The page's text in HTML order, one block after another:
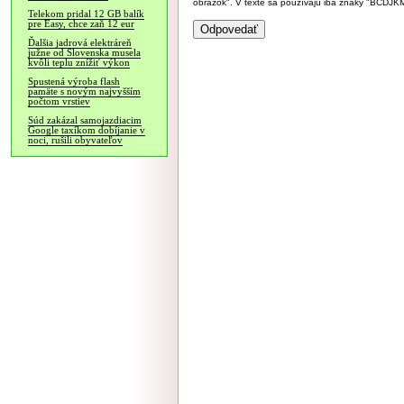
Telekom pridal 12 GB balík
pre Easy, chce zaň 12 eur
Ďalšia jadrová elektráreň
južne od Slovenska musela
kvôli teplu znížiť výkon
Spustená výroba flash
pamäte s novým najvyšším
počtom vrstiev
Súd zakázal samojazdiacim
Google taxíkom dobíjanie v
noci, rušili obyvateľov
obrázok". V texte sa používajú iba znaky